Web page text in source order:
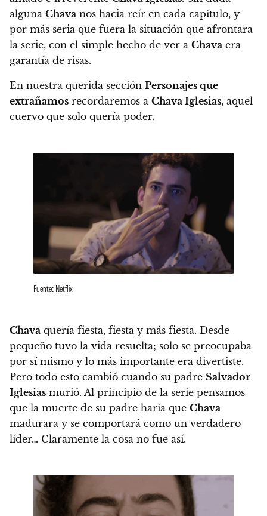
alguna Chava nos hacia reír en cada capítulo, y
por más seria que fuera la situación que afrontara
la serie, con el simple hecho de ver a Chava era
garantía de risas.
En nuestra querida sección Personajes que
extrañamos recordaremos a Chava Iglesias, aquel
cuervo que solo quería poder.
Fuente: Netflix
Chava quería fiesta, fiesta y más fiesta. Desde
pequeño tuvo la vida resuelta; solo se preocupaba
por sí mismo y lo más importante era divertiste.
Pero todo esto cambió cuando su padre Salvador
Iglesias murió. Al principio de la serie pensamos
que la muerte de su padre haría que Chava
madurara y se comportará como un verdadero
líder… Claramente la cosa no fue así.